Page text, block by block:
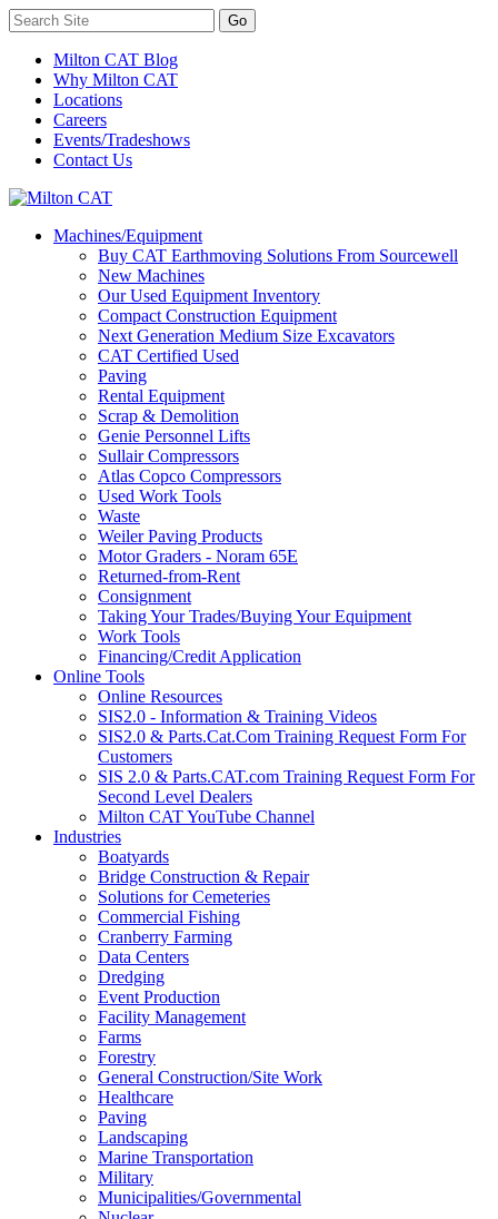
Milton CAT Blog
Why Milton CAT
Locations
Careers
Events/Tradeshows
Contact Us
Machines/Equipment
Buy CAT Earthmoving Solutions From Sourcewell
New Machines
Our Used Equipment Inventory
Compact Construction Equipment
Next Generation Medium Size Excavators
CAT Certified Used
Paving
Rental Equipment
Scrap & Demolition
Genie Personnel Lifts
Sullair Compressors
Atlas Copco Compressors
Used Work Tools
Waste
Weiler Paving Products
Motor Graders - Noram 65E
Returned-from-Rent
Consignment
Taking Your Trades/Buying Your Equipment
Work Tools
Financing/Credit Application
Online Tools
Online Resources
SIS2.0 - Information & Training Videos
SIS2.0 & Parts.Cat.Com Training Request Form For
Customers
SIS 2.0 & Parts.CAT.com Training Request Form For
Second Level Dealers
Milton CAT YouTube Channel
Industries
Boatyards
Bridge Construction & Repair
Solutions for Cemeteries
Commercial Fishing
Cranberry Farming
Data Centers
Dredging
Event Production
Facility Management
Farms
Forestry
General Construction/Site Work
Healthcare
Paving
Landscaping
Marine Transportation
Military
Municipalities/Governmental